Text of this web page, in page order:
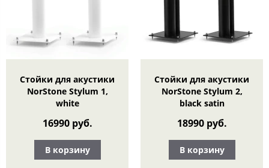
Стойки для акустики
NorStone Stylum 1,
white
16990 руб.
В корзину
Стойки для акустики
NorStone Stylum 2,
black satin
18990 руб.
В корзину